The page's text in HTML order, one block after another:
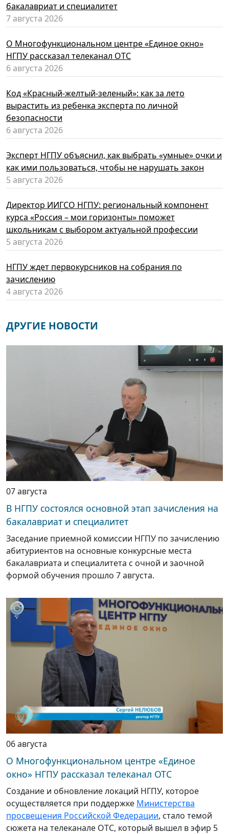
бакалавриат и специалитет
7 августа 2026
О Многофункциональном центре «Единое окно»
НГПУ рассказал телеканал ОТС
6 августа 2026
Код «Красный-желтый-зеленый»: как за лето
вырастить из ребенка эксперта по личной
безопасности
6 августа 2026
Эксперт НГПУ объяснил, как выбрать «умные» очки и
как ими пользоваться, чтобы не нарушать закон
5 августа 2026
Директор ИИГСО НГПУ: региональный компонент
курса «Россия – мои горизонты» поможет
школьникам с выбором актуальной профессии
5 августа 2026
НГПУ ждет первокурсников на собрания по
зачислению
4 августа 2026
ДРУГИЕ НОВОСТИ
07 августа
В НГПУ состоялся основной этап зачисления на
бакалавриат и специалитет
Заседание приемной комиссии НГПУ по зачислению
абитуриентов на основные конкурсные места
бакалавриата и специалитета с очной и заочной
формой обучения прошло 7 августа.
06 августа
О Многофункциональном центре «Единое
окно» НГПУ рассказал телеканал ОТС
Создание и обновление локаций НГПУ, которое
осуществляется при поддержке Министерства
просвещения Российской Федерации, стало темой
сюжета на телеканале ОТС, который вышел в эфир 5